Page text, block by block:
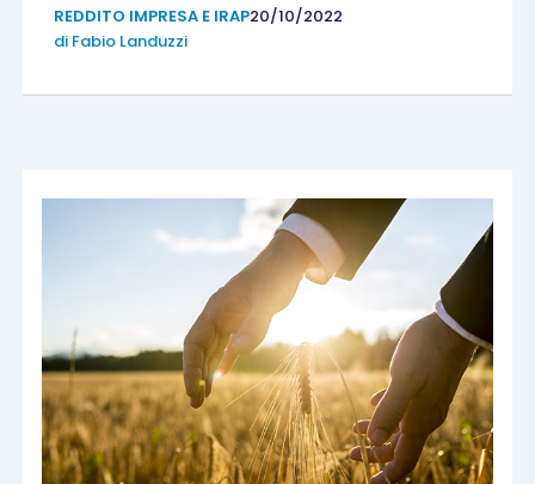
REDDITO IMPRESA E IRAP20/10/2022
di Fabio Landuzzi